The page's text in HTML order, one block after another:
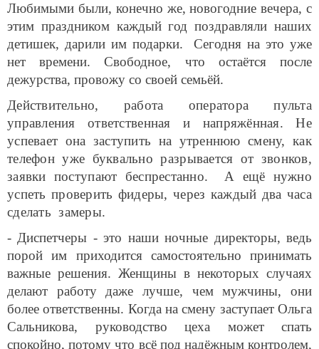
Любимыми были, конечно же, новогодние вечера, с
этим праздником каждый год поздравляли наших
детишек, дарили им подарки. Сегодня на это уже
нет времени. Свободное, что остаётся после
дежурства, провожу со своей семьёй.
Действительно, работа оператора пульта
управления ответственная и напряжённая. Не
успевает она заступить на утреннюю смену, как
телефон уже буквально разрывается от звонков,
заявки поступают беспрестанно. А ещё нужно
успеть проверить фидеры, через каждый два часа
сделать замеры.
- Диспетчеры - это наши ночные директоры, ведь
порой им приходится самостоятельно принимать
важные решения. Женщины в некоторых случаях
делают работу даже лучше, чем мужчины, они
более ответственны. Когда на смену заступает Ольга
Сальникова, руководство цеха может спать
спокойно, потому что всё под надёжным контролем,